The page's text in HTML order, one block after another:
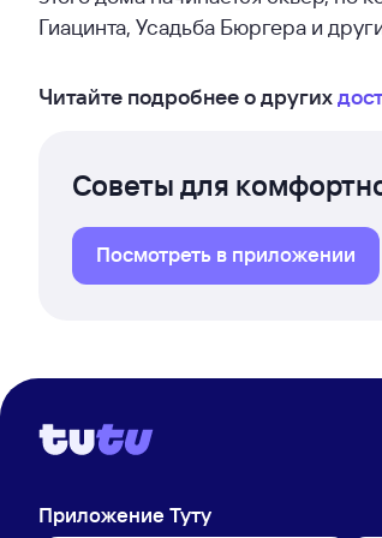
Гиацинта, Усадьба Бюргера и
Читайте подробнее о других
Советы для
Посмотреть в приложении
Приложение Туту